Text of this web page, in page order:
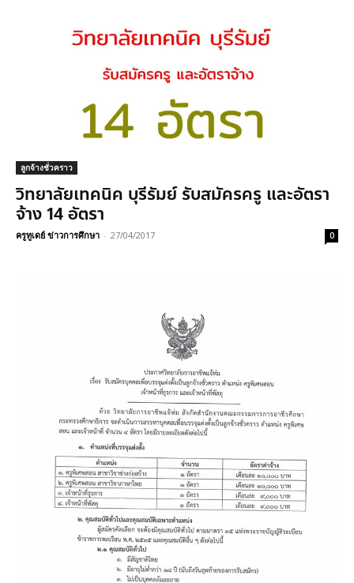
ลูกจ้างชั่วคราว
วิทยาลัยเทคนิค บุรีรัมย์ รับสมัครครู และอัตรา
จ้าง 14 อัตรา
ครูทูเดย์ ข่าวการศึกษา - 27/04/2017 0